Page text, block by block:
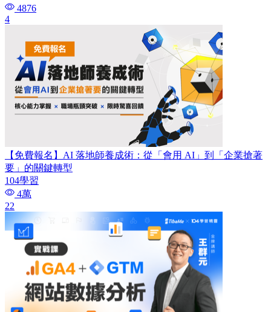
4876
4
【免費報名】AI 落地師養成術：​從「會用 AI」到「企業搶著
要」的關鍵轉型
104學習
4萬
22